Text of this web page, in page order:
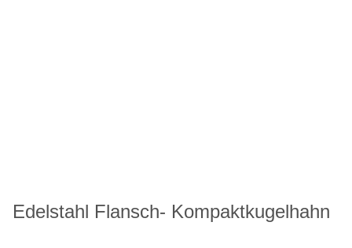
Edelstahl Flansch- Kompaktkugelhahn